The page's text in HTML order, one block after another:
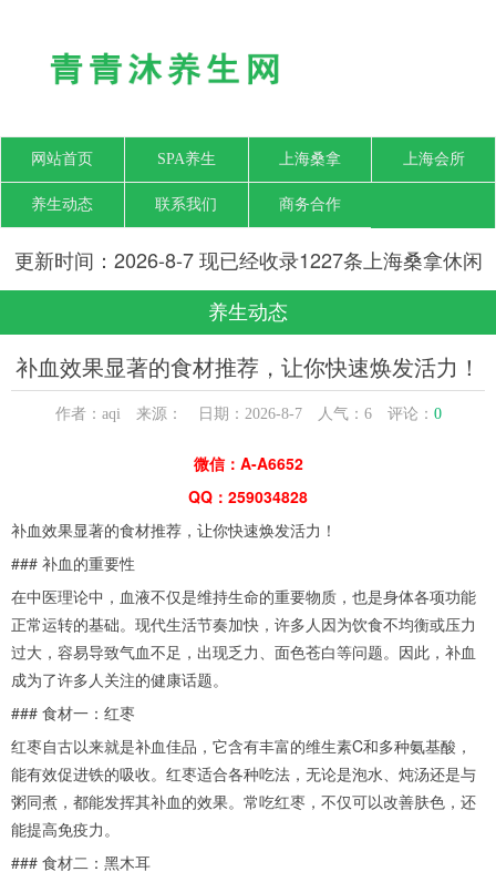
网站首页 SPA养生 上海桑拿 上海会所
养生动态 联系我们 商务合作
更新时间：2026-8-7 现已经收录1227条上海桑拿休闲
SPA会所-上海青青沐养生网信息
养生动态
补血效果显著的食材推荐，让你快速焕发活力！
作者：aqi 来源： 日期：2026-8-7 人气： 6评论： 0
微信：A-A6652
QQ：259034828
补血效果显著的食材推荐，让你快速焕发活力！
### 补血的重要性
在中医理论中，血液不仅是维持生命的重要物质，也是身体各项功能
正常运转的基础。现代生活节奏加快，许多人因为饮食不均衡或压力
过大，容易导致气血不足，出现乏力、面色苍白等问题。因此，补血
成为了许多人关注的健康话题。
### 食材一：红枣
红枣自古以来就是补血佳品，它含有丰富的维生素C和多种氨基酸，
能有效促进铁的吸收。红枣适合各种吃法，无论是泡水、炖汤还是与
粥同煮，都能发挥其补血的效果。常吃红枣，不仅可以改善肤色，还
能提高免疫力。
### 食材二：黑木耳